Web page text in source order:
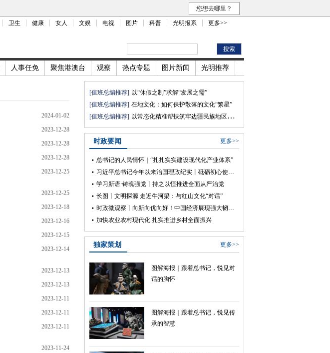
您想去哪里？
卫生 健康 女人 文娱 电视 图片 科普 光明报系 更多>>
人事任免 聚焦港澳台 观察 热点专题 图片新闻 光明推荐
2024-01-02
2023-12-28
2023-12-28
2023-12-28
2023-12-25
2023-12-25
2023-12-18
2023-12-16
2023-12-15
2023-12-14
2023-12-13
2023-12-13
2023-12-11
2023-12-11
2023-12-11
2023-11-24
[值班总编推荐] 以“休假之制”求解“发展之需”
[值班总编推荐] 在地文化：如何保护散落的文化“繁星”
[值班总编推荐] 以常态化精准帮扶筑牢边疆民族地区共同富裕根基
时政要闻 更多>>
总书记的人民情怀｜“扎扎实实建设现代化产业体系”
习近平总书记今年以来治国理政纪实丨砥砺初心使命 把党建设得更加坚强有力
学习新语·铸魂强党丨持之以恒推进全面从严治党
长图丨文明探源 走近牛河梁：与红山文化“对话”
时政微观察丨向新向优向好！中国经济展现强大韧性和活力
加快农业农村现代化 扎实推进乡村全面振兴
独家策划 更多>>
图解海报｜跟着总书记，悦见对
话的胸怀
图解海报｜跟着总书记，悦见传
承的智慧